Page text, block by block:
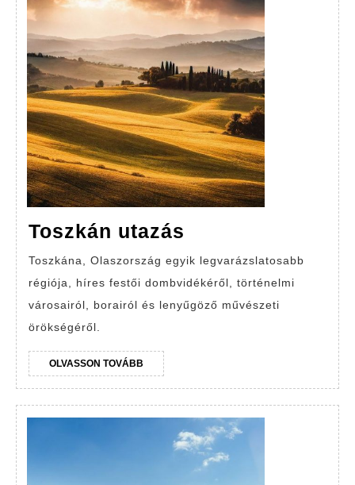
Toszkán utazás
utazás
Toszkána, Olaszország egyik legvarázslatosabb
régiója, híres festői dombvidékéről, történelmi
városairól, borairól és lenyűgöző művészeti
örökségéről.
OLVASSON TOVÁBB OLVASSON
TOVÁBB